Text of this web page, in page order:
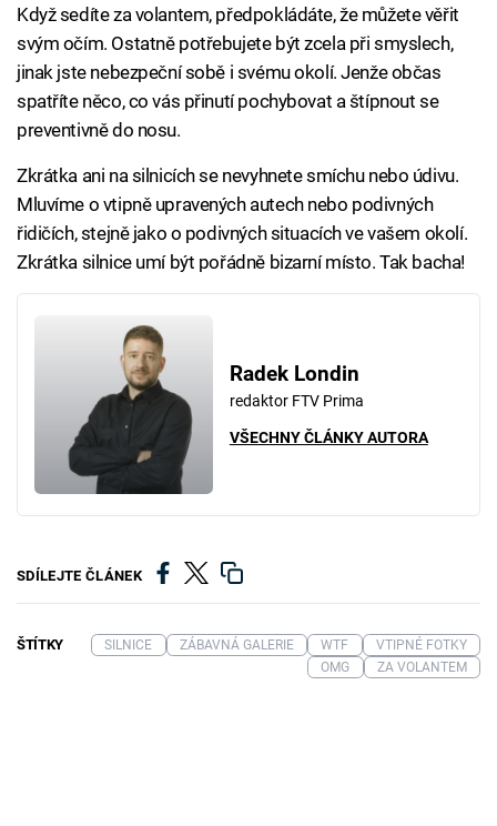
Když sedíte za volantem, předpokládáte, že můžete věřit
svým očím. Ostatně potřebujete být zcela při smyslech,
jinak jste nebezpeční sobě i svému okolí. Jenže občas
spatříte něco, co vás přinutí pochybovat a štípnout se
preventivně do nosu.
Zkrátka ani na silnicích se nevyhnete smíchu nebo údivu.
Mluvíme o vtipně upravených autech nebo podivných
řidičích, stejně jako o podivných situacích ve vašem okolí.
Zkrátka silnice umí být pořádně bizarní místo. Tak bacha!
Radek Londin
redaktor FTV Prima
VŠECHNY ČLÁNKY AUTORA
SDÍLEJTE ČLÁNEK
ŠTÍTKY SILNICE ZÁBAVNÁ GALERIE WTF
VTIPNÉ FOTKY
OMG
ZA VOLANTEM